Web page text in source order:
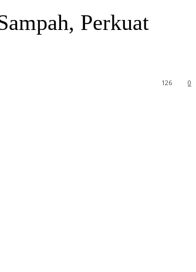
Perkuat
0
126